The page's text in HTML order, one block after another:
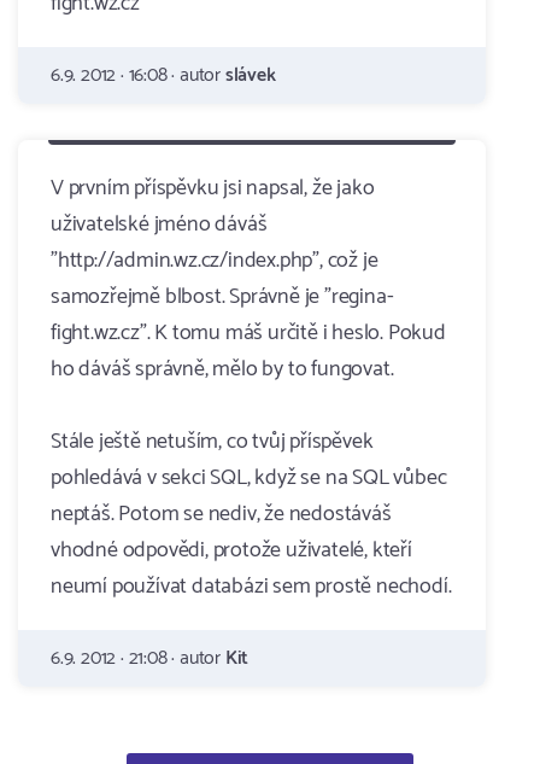
6.9. 2012 · 16:08 · autorslávek
V prvním příspěvku jsi napsal, že jako
uživatelské jméno dáváš
"http://admin.wz.cz/index.php", což je
samozřejmě blbost. Správně je "regina-
fight.wz.cz". K tomu máš určitě i heslo. Pokud
ho dáváš správně, mělo by to fungovat.
Stále ještě netuším, co tvůj příspěvek
pohledává v sekci SQL, když se na SQL vůbec
neptáš. Potom se nediv, že nedostáváš
vhodné odpovědi, protože uživatelé, kteří
neumí používat databázi sem prostě nechodí.
6.9. 2012 · 21:08 · autorKit